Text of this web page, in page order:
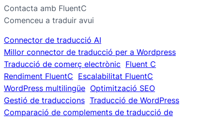
Contacta amb FluentC
Comenceu a traduir avui
Connector de traducció AI
Millor connector de traducció per a Wordpress
Traducció de comerç electrònic Fluent C
Rendiment FluentC Escalabilitat FluentC
WordPress multilingüe Optimització SEO
Gestió de traduccions Traducció de WordPress
Comparació de complements de traducció de